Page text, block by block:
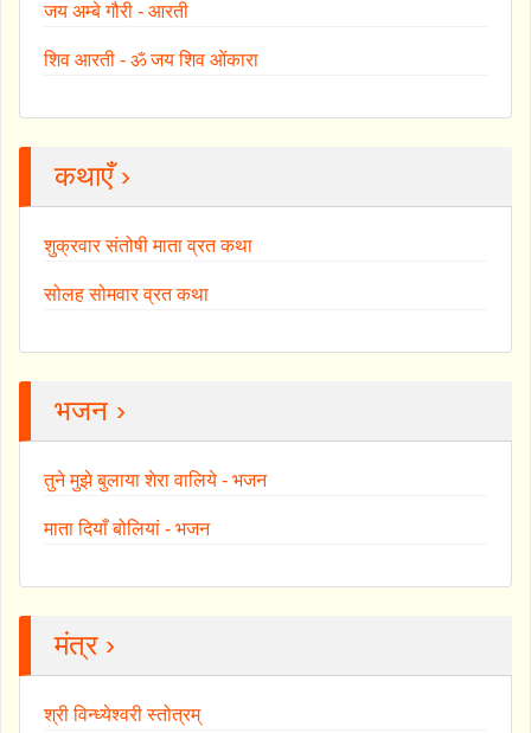
जय अम्बे गौरी - आरती
शिव आरती - ॐ जय शिव ओंकारा
कथाएँ ›
शुक्रवार संतोषी माता व्रत कथा
सोलह सोमवार व्रत कथा
भजन ›
तुने मुझे बुलाया शेरा वालिये - भजन
माता दियाँ बोलियां - भजन
मंत्र ›
श्री विन्ध्येश्वरी स्तोत्रम्